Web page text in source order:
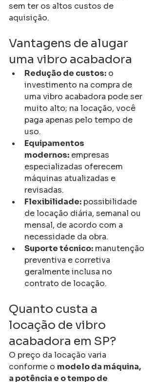
sem ter os altos custos de
aquisição.
Vantagens de alugar
uma vibro acabadora
Redução de custos: o
investimento na compra de
uma vibro acabadora pode ser
muito alto; na locação, você
paga apenas pelo tempo de
uso.
Equipamentos
modernos: empresas
especializadas oferecem
máquinas atualizadas e
revisadas.
Flexibilidade: possibilidade
de locação diária, semanal ou
mensal, de acordo com a
necessidade da obra.
Suporte técnico: manutenção
preventiva e corretiva
geralmente inclusa no
contrato de locação.
Quanto custa a
locação de vibro
acabadora em SP?
O preço da locação varia
conforme o modelo da máquina,
a potência e o tempo de